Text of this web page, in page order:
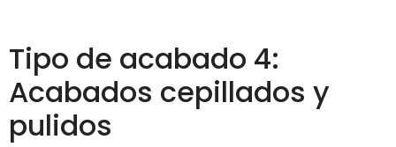
Tipo de acabado 4:
Acabados cepillados y
pulidos